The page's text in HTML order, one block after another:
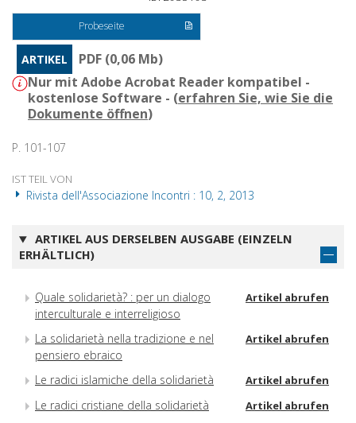
Probeseite
ARTIKEL
PDF (0,06 Mb)
Nur mit Adobe Acrobat Reader kompatibel -
kostenlose Software - (erfahren Sie, wie Sie die
Dokumente öffnen)
P. 101-107
IST TEIL VON
Rivista dell'Associazione Incontri : 10, 2, 2013
ARTIKEL AUS DERSELBEN AUSGABE (EINZELN
ERHÄLTLICH)
Quale solidarietà? : per un dialogo
interculturale e interreligioso
Artikel abrufen
La solidarietà nella tradizione e nel
pensiero ebraico
Artikel abrufen
Le radici islamiche della solidarietà Artikel abrufen
Le radici cristiane della solidarietà Artikel abrufen